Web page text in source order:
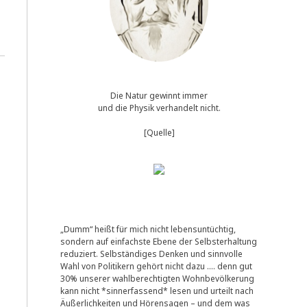
Die Natur gewinnt immer
und die Physik verhandelt nicht.
[Quelle]
„Dumm“ heißt für mich nicht lebensuntüchtig,
sondern auf einfachste Ebene der Selbsterhaltung
reduziert. Selbständiges Denken und sinnvolle
Wahl von Politikern gehört nicht dazu …. denn gut
30% unserer wahlberechtigten Wohnbevölkerung
kann nicht *sinnerfassend* lesen und urteilt nach
Äußerlichkeiten und Hörensagen – und dem was